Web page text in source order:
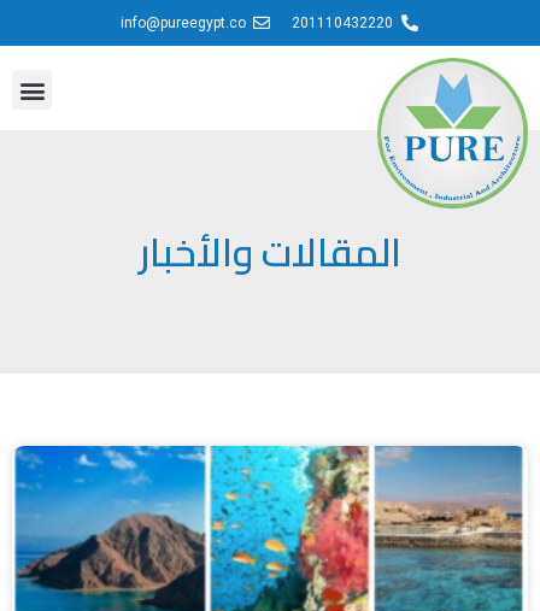
201110432220
info@pureegypt.co
المقالات والأخبار